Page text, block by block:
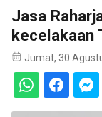
Jasa
kecelakaan
Jumat, 30